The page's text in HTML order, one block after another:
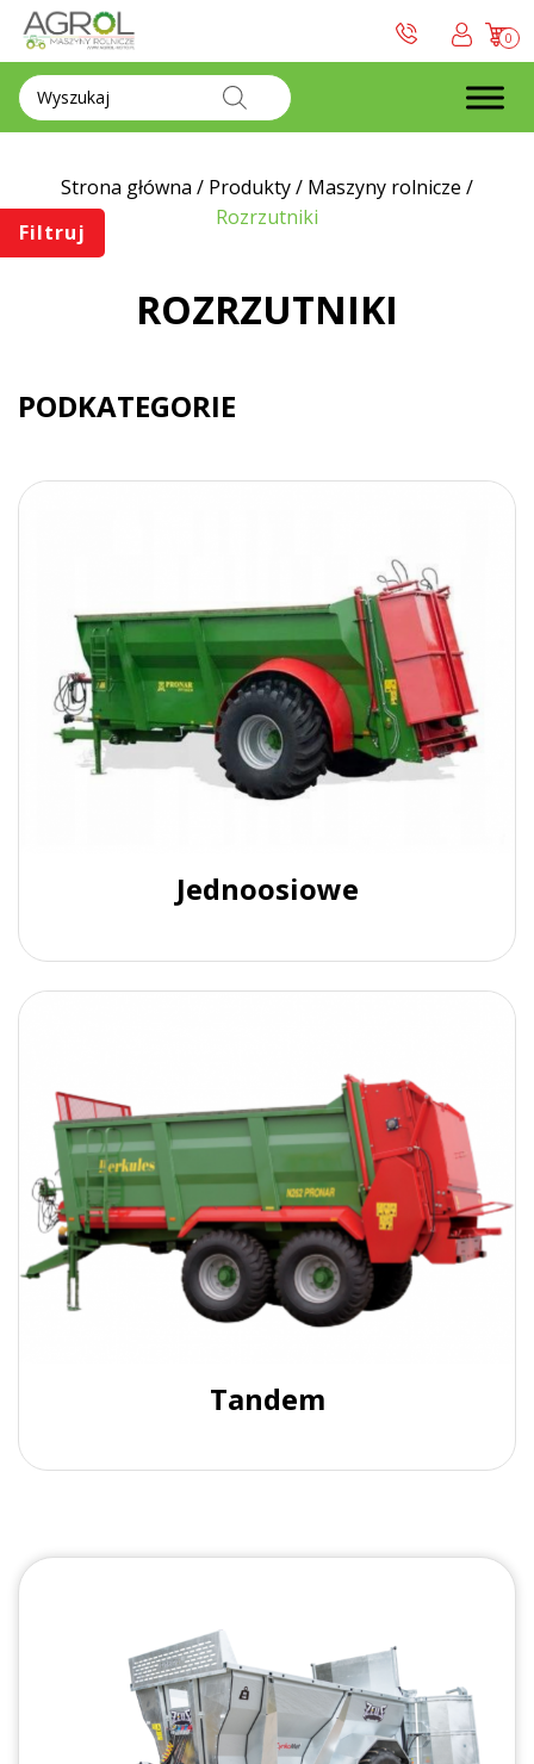
0
Wyszukiwarka
produktów
Filtruj
Strona główna / Produkty/ Maszyny rolnicze /
Rozrzutniki
ROZRZUTNIKI
PODKATEGORIE
Jednoosiowe
Tandem